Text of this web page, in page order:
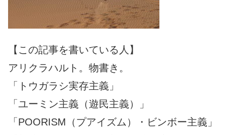
【この記事を書いている人】
アリクラハルト。物書き。
「トウガラシ実存主義」
「ユーミン主義（遊民主義）」
「POORISM（プアイズム）・ビンボー主義」